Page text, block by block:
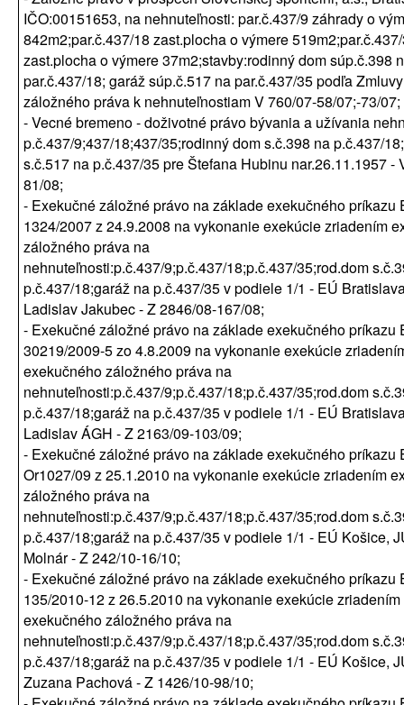
IČO:00151653, na nehnuteľnosti: par.č.437/9 záhrady o
842m2;par.č.437/18 zast.plocha o výmere
zast.plocha o výmere 37m2;stavby:rodinný dom súp.č.398
par.č.437/18; garáž súp.č.517 na par.č.437/35 podľa
záložného práva k nehnuteľnostiam V 760/07-58/07;-73/07;
- Vecné bremeno - doživotné právo bývania a užívania
p.č.437/9;437/18;437/35;rodinný dom s.č.398 na p.č.437/
s.č.517 na p.č.437/35 pre Štefana Hubinu nar.26.11.1957 -
81/08;
- Exekučné záložné právo na základe exekučného príkazu
1324/2007 z 24.9.2008 na vykonanie exekúcie zriadením
záložného práva na
nehnuteľnosti:p.č.437/9;p.č.437/18;p.č.437/35;rod.dom
p.č.437/18;garáž na p.č.437/35 v podiele 1/1 - EÚ
Ladislav Jakubec - Z 2846/08-167/08;
- Exekučné záložné právo na základe exekučného príkazu
30219/2009-5 zo 4.8.2009 na vykonanie exekúcie
exekučného záložného práva na
nehnuteľnosti:p.č.437/9;p.č.437/18;p.č.437/35;rod.dom
p.č.437/18;garáž na p.č.437/35 v podiele 1/1 - EÚ
Ladislav ÁGH - Z 2163/09-103/09;
- Exekučné záložné právo na základe exekučného príkazu
Or1027/09 z 25.1.2010 na vykonanie exekúcie zriadením
záložného práva na
nehnuteľnosti:p.č.437/9;p.č.437/18;p.č.437/35;rod.dom
p.č.437/18;garáž na p.č.437/35 v podiele 1/1 - EÚ Košice,
Molnár - Z 242/10-16/10;
- Exekučné záložné právo na základe exekučného príkazu
135/2010-12 z 26.5.2010 na vykonanie exekúcie zriadením
exekučného záložného práva na
nehnuteľnosti:p.č.437/9;p.č.437/18;p.č.437/35;rod.dom
p.č.437/18;garáž na p.č.437/35 v podiele 1/1 - EÚ Košice,
Zuzana Pachová - Z 1426/10-98/10;